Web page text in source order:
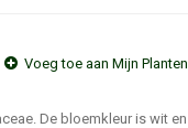
Voeg toe aan Mijn Planten
De bloemkleur is wit en